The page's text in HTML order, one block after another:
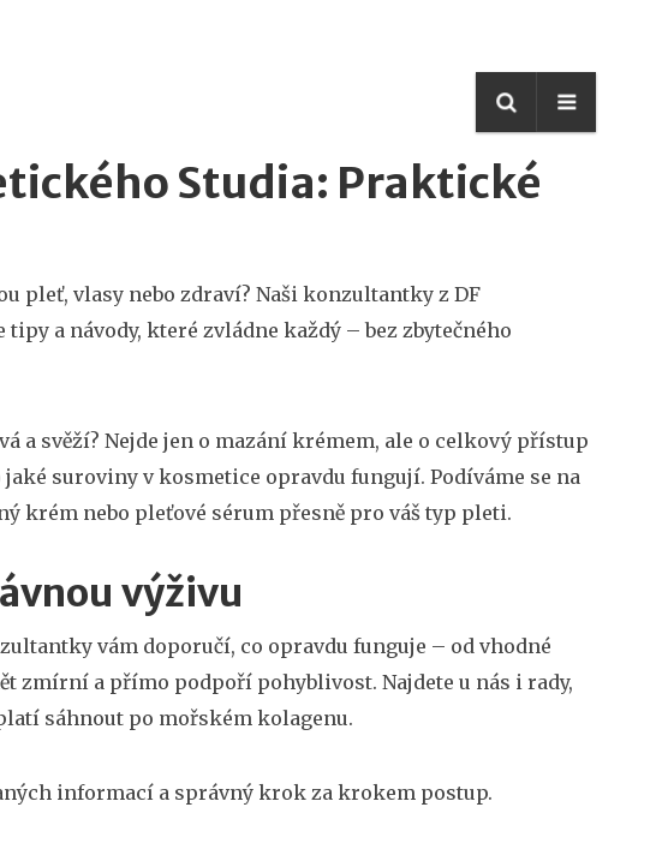
Studia: Praktické
pleť, vlasy nebo zdraví? Naši konzultantky z DF
a návody, které zvládne každý – bez zbytečného
a svěží? Nejde jen o mazání krémem, ale o celkový přístup
suroviny v kosmetice opravdu fungují. Podíváme se na
krém nebo pleťové sérum přesně pro váš typ pleti.
výživu
vám doporučí, co opravdu funguje – od vhodné
zmírní a přímo podpoří pohyblivost. Najdete u nás i rady,
sáhnout po mořském kolagenu.
informací a správný krok za krokem postup.